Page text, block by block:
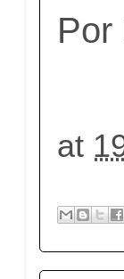
Por
at